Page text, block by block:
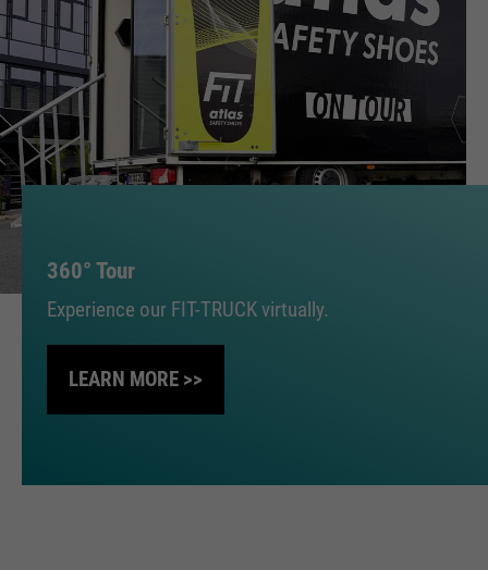
360° Tour
Experience our FIT-TRUCK virtually.
LEARN MORE >>